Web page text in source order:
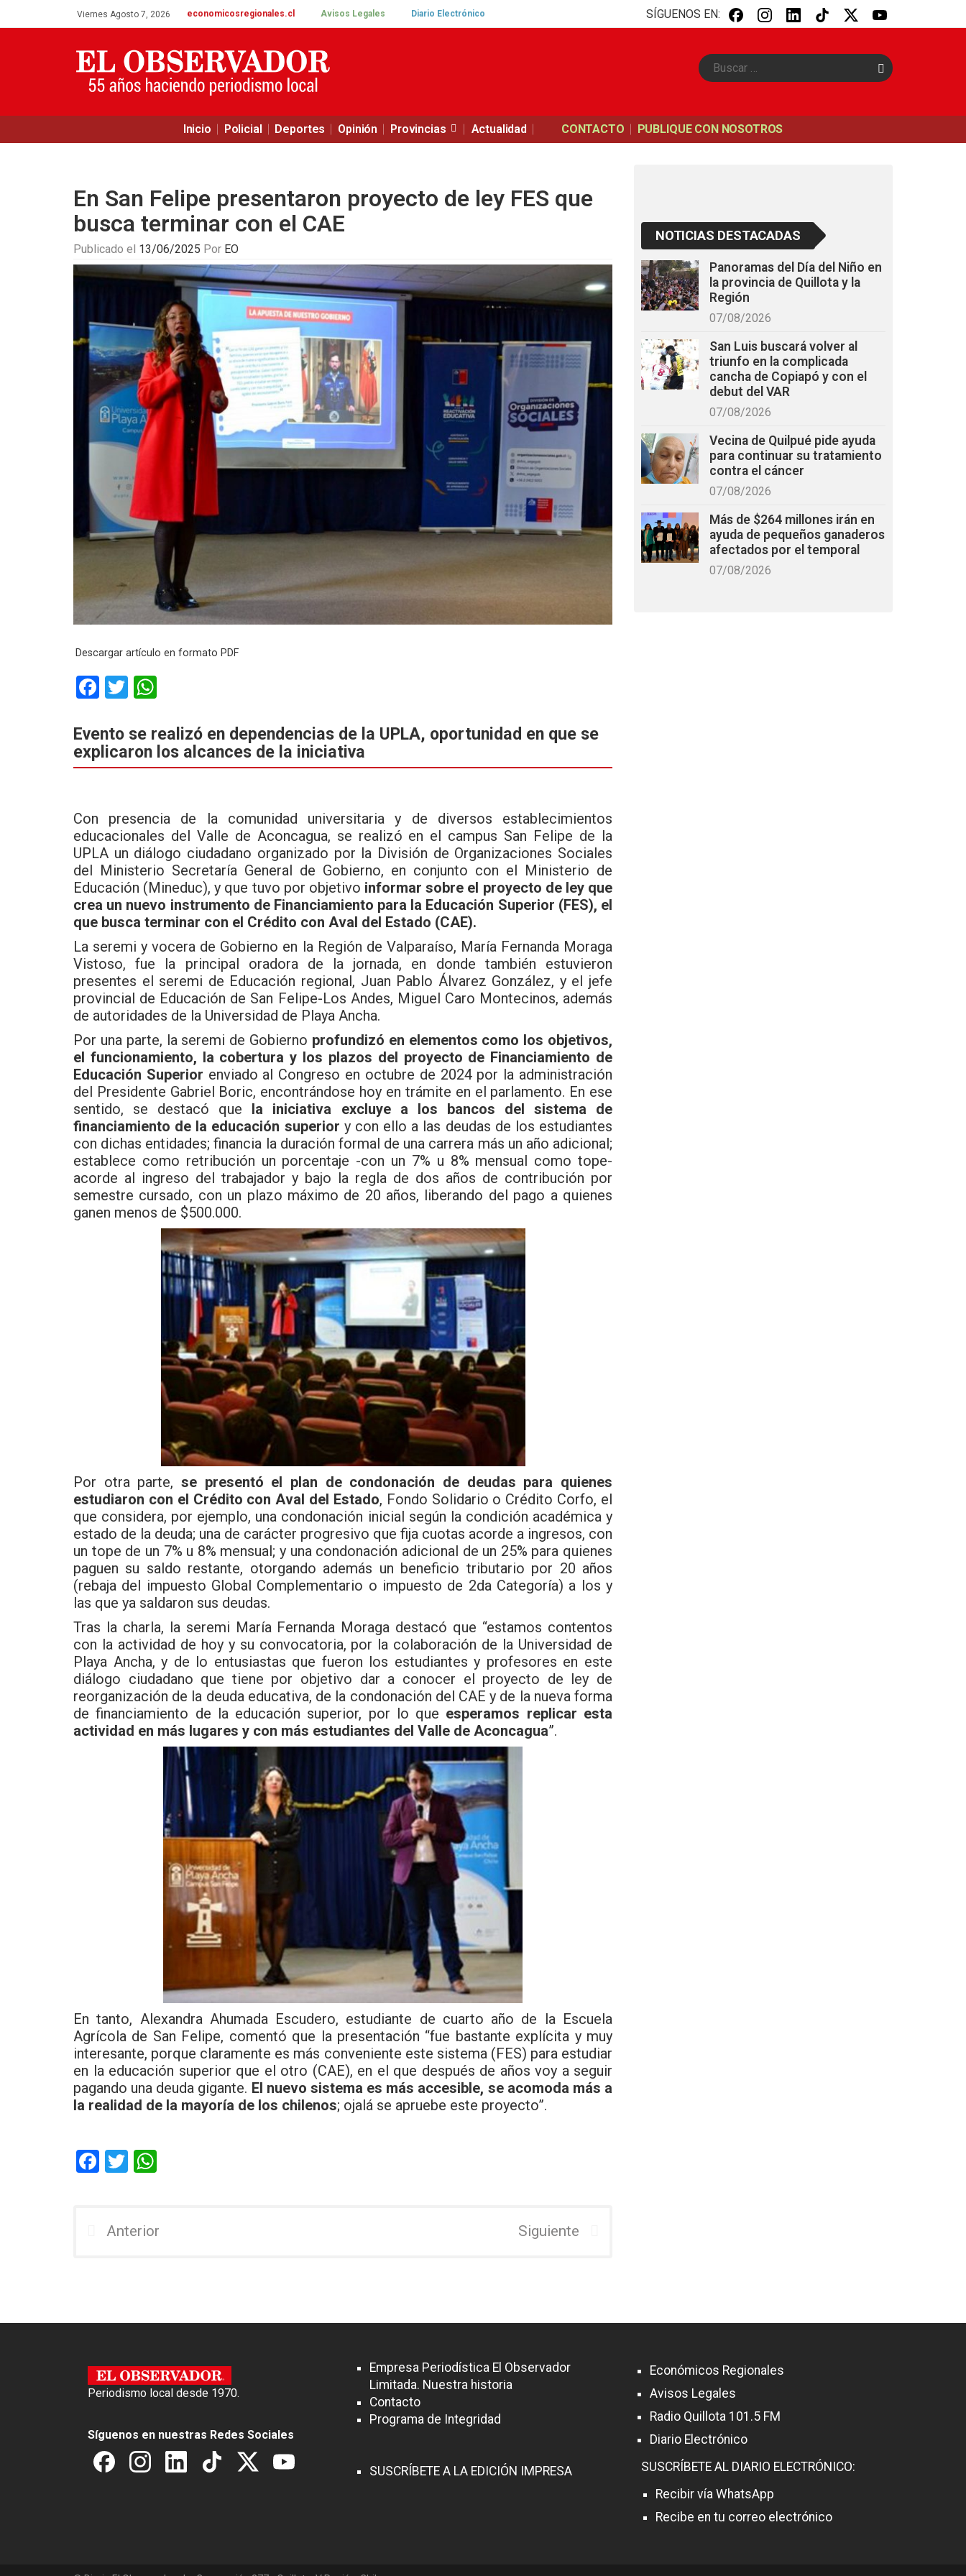
Viernes Agosto 7, 2026 economicosregionales.cl Avisos Legales Diario Electrónico SÍGUENOS EN:
B
u
Inicio Policial Deportes Opinión Provincias Actualidad CONTACTO PUBLIQUE CON NOSOTROS
En San Felipe presentaron proyecto de ley FES que
busca terminar con el CAE
Publicado el 13/06/2025 Por EO
Descargar artículo en formato PDF
F
ce
b
k
T
tt
er
at
s
p
Evento se realizó en dependencias de la UPLA, oportunidad en que se
explicaron los alcances de la iniciativa
Con presencia de la comunidad universitaria y de diversos establecimientos
educacionales del Valle de Aconcagua, se realizó en el campus San Felipe de la
UPLA un diálogo ciudadano organizado por la División de Organizaciones Sociales
del Ministerio Secretaría General de Gobierno, en conjunto con el Ministerio de
Educación (Mineduc), y que tuvo por objetivo informar sobre el proyecto de ley que
crea un nuevo instrumento de Financiamiento para la Educación Superior (FES), el
que busca terminar con el Crédito con Aval del Estado (CAE).
La seremi y vocera de Gobierno en la Región de Valparaíso, María Fernanda Moraga
Vistoso, fue la principal oradora de la jornada, en donde también estuvieron
presentes el seremi de Educación regional, Juan Pablo Álvarez González, y el jefe
provincial de Educación de San Felipe-Los Andes, Miguel Caro Montecinos, además
de autoridades de la Universidad de Playa Ancha.
Por una parte, la seremi de Gobierno profundizó en elementos como los objetivos,
el funcionamiento, la cobertura y los plazos del proyecto de Financiamiento de
Educación Superior enviado al Congreso en octubre de 2024 por la administración
del Presidente Gabriel Boric, encontrándose hoy en trámite en el parlamento. En ese
sentido, se destacó que la iniciativa excluye a los bancos del sistema de
financiamiento de la educación superior y con ello a las deudas de los estudiantes
con dichas entidades; financia la duración formal de una carrera más un año adicional;
establece como retribución un porcentaje -con un 7% u 8% mensual como tope-
acorde al ingreso del trabajador y bajo la regla de dos años de contribución por
semestre cursado, con un plazo máximo de 20 años, liberando del pago a quienes
ganen menos de $500.000.
Por otra parte, se presentó el plan de condonación de deudas para quienes
estudiaron con el Crédito con Aval del Estado, Fondo Solidario o Crédito Corfo, el
que considera, por ejemplo, una condonación inicial según la condición académica y
estado de la deuda; una de carácter progresivo que fija cuotas acorde a ingresos, con
un tope de un 7% u 8% mensual; y una condonación adicional de un 25% para quienes
paguen su saldo restante, otorgando además un beneficio tributario por 20 años
(rebaja del impuesto Global Complementario o impuesto de 2da Categoría) a los y
las que ya saldaron sus deudas.
Tras la charla, la seremi María Fernanda Moraga destacó que “estamos contentos
con la actividad de hoy y su convocatoria, por la colaboración de la Universidad de
Playa Ancha, y de lo entusiastas que fueron los estudiantes y profesores en este
diálogo ciudadano que tiene por objetivo dar a conocer el proyecto de ley de
reorganización de la deuda educativa, de la condonación del CAE y de la nueva forma
de financiamiento de la educación superior, por lo que esperamos replicar esta
actividad en más lugares y con más estudiantes del Valle de Aconcagua”.
En tanto, Alexandra Ahumada Escudero, estudiante de cuarto año de la Escuela
Agrícola de San Felipe, comentó que la presentación “fue bastante explícita y muy
interesante, porque claramente es más conveniente este sistema (FES) para estudiar
en la educación superior que el otro (CAE), en el que después de años voy a seguir
pagando una deuda gigante. El nuevo sistema es más accesible, se acomoda más a
la realidad de la mayoría de los chilenos; ojalá se apruebe este proyecto”.
F
b
T
er s
Anterior Siguiente
NOTICIAS DESTACADAS
Panoramas del Día del Niño en
la provincia de Quillota y la
Región
07/08/2026
San Luis buscará volver al
triunfo en la complicada
cancha de Copiapó y con el
debut del VAR
07/08/2026
Vecina de Quilpué pide ayuda
para continuar su tratamiento
contra el cáncer
07/08/2026
Más de $264 millones irán en
ayuda de pequeños ganaderos
afectados por el temporal
07/08/2026
Periodismo local desde 1970.
Síguenos en nuestras Redes Sociales
Empresa Periodística El Observador
Limitada. Nuestra historia
Contacto
Programa de Integridad
SUSCRÍBETE A LA EDICIÓN IMPRESA
Económicos Regionales
Avisos Legales
Radio Quillota 101.5 FM
Diario Electrónico
SUSCRÍBETE AL DIARIO ELECTRÓNICO:
Recibir vía WhatsApp
Recibe en tu correo electrónico